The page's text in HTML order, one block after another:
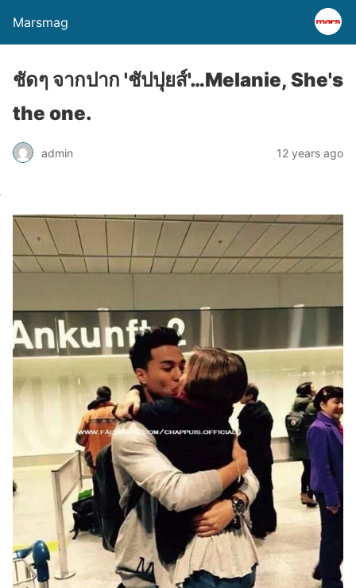
Marsmag
ชัดๆ จากปาก 'ชัปปุยส์'…Melanie, She's
the one.
admin 12 years ago